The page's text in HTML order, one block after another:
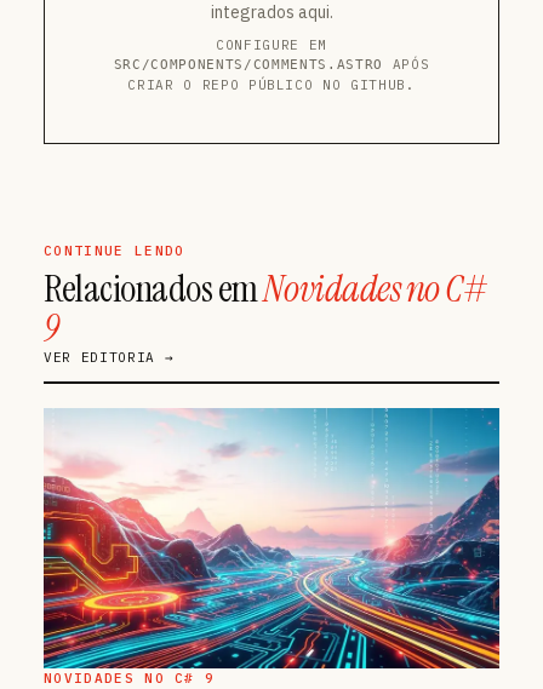
integrados aqui.
CONFIGURE EM
SRC/COMPONENTS/COMMENTS.ASTRO
APÓS
CRIAR O REPO PÚBLICO NO GITHUB.
CONTINUE LENDO
Relacionados emNovidades no C#
9
VER EDITORIA →
NOVIDADES NO C# 9